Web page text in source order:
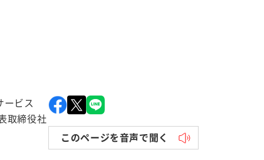
このページを音声で聞く
ービス
取締役社